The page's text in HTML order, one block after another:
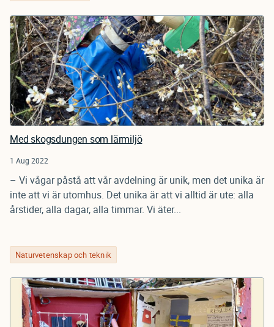
Med skogsdungen som lärmiljö
1 Aug 2022
– Vi vågar påstå att vår avdelning är unik, men det unika är
inte att vi är utomhus. Det unika är att vi alltid är ute: alla
årstider, alla dagar, alla timmar. Vi äter...
Naturvetenskap och teknik